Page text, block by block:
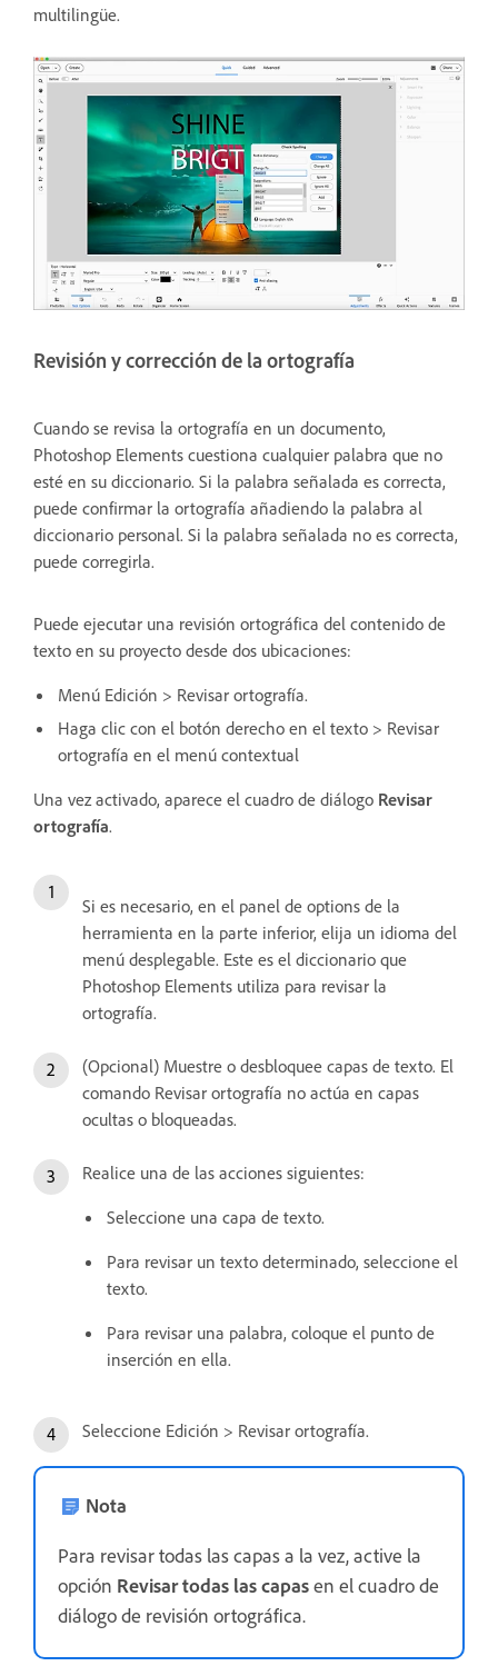
multilingüe.
Revisión y corrección de la ortografía
Cuando se revisa la ortografía en un documento,
Photoshop Elements cuestiona cualquier palabra que no
esté en su diccionario. Si la palabra señalada es correcta,
puede confirmar la ortografía añadiendo la palabra al
diccionario personal. Si la palabra señalada no es correcta,
puede corregirla.
Puede ejecutar una revisión ortográfica del contenido de
texto en su proyecto desde dos ubicaciones:
Menú Edición > Revisar ortografía.
Haga clic con el botón derecho en el texto > Revisar
ortografía en el menú contextual
Una vez activado, aparece el cuadro de diálogo Revisar
ortografía.
Si es necesario, en el panel de options de la
herramienta en la parte inferior, elija un idioma del
menú desplegable. Este es el diccionario que
Photoshop Elements utiliza para revisar la
ortografía.
(Opcional) Muestre o desbloquee capas de texto. El
comando Revisar ortografía no actúa en capas
ocultas o bloqueadas.
Realice una de las acciones siguientes:
Seleccione una capa de texto.
Para revisar un texto determinado, seleccione el
texto.
Para revisar una palabra, coloque el punto de
inserción en ella.
Seleccione Edición > Revisar ortografía.
Nota
Para revisar todas las capas a la vez, active la
opción Revisar todas las capasen el cuadro de
diálogo de revisión ortográfica.